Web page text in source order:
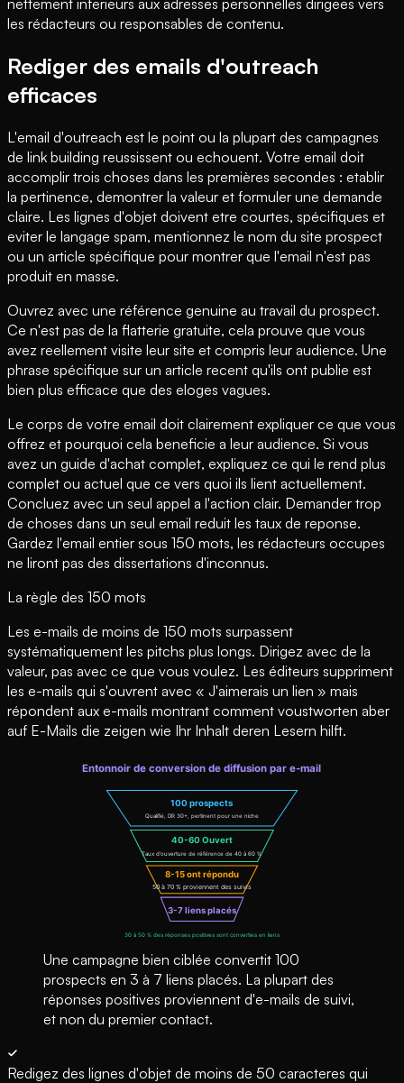
les rédacteurs ou responsables de contenu.
Rediger des emails d'outreach
efficaces
L'email d'outreach est le point ou la plupart des campagnes
de link building reussissent ou echouent. Votre email doit
accomplir trois choses dans les premières secondes : etablir
la pertinence, demontrer la valeur et formuler une demande
claire. Les lignes d'objet doivent etre courtes, spécifiques et
eviter le langage spam, mentionnez le nom du site prospect
ou un article spécifique pour montrer que l'email n'est pas
produit en masse.
Ouvrez avec une référence genuine au travail du prospect.
Ce n'est pas de la flatterie gratuite, cela prouve que vous
avez reellement visite leur site et compris leur audience. Une
phrase spécifique sur un article recent qu'ils ont publie est
bien plus efficace que des eloges vagues.
Le corps de votre email doit clairement expliquer ce que vous
offrez et pourquoi cela beneficie a leur audience. Si vous
avez un guide d'achat complet, expliquez ce qui le rend plus
complet ou actuel que ce vers quoi ils lient actuellement.
Concluez avec un seul appel a l'action clair. Demander trop
de choses dans un seul email reduit les taux de reponse.
Gardez l'email entier sous 150 mots, les rédacteurs occupes
ne liront pas des dissertations d'inconnus.
La règle des 150 mots
Les e-mails de moins de 150 mots surpassent
systématiquement les pitchs plus longs. Dirigez avec de la
valeur, pas avec ce que vous voulez. Les éditeurs suppriment
les e-mails qui s'ouvrent avec « J'aimerais un lien » mais
répondent aux e-mails montrant comment voustworten aber
auf E-Mails die zeigen wie Ihr Inhalt deren Lesern hilft.
Une campagne bien ciblée convertit 100
prospects en 3 à 7 liens placés. La plupart des
réponses positives proviennent d'e-mails de suivi,
et non du premier contact.
Redigez des lignes d'objet de moins de 50 caracteres qui